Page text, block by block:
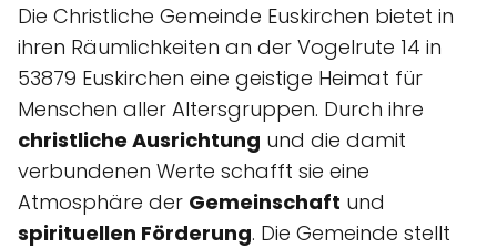
Die Christliche Gemeinde Euskirchen bietet in
ihren Räumlichkeiten an der Vogelrute 14 in
53879 Euskirchen eine geistige Heimat für
Menschen aller Altersgruppen. Durch ihre
christliche Ausrichtung und die damit
verbundenen Werte schafft sie eine
Atmosphäre der Gemeinschaft und
spirituellen Förderung. Die Gemeinde stellt